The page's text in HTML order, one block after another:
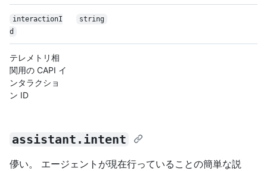
interactionI
d
string
テレメトリ相
関用の CAPI イ
ンタラクショ
ン ID
assistant.intent
儚い。 エージェントが現在行っていることの簡単な説